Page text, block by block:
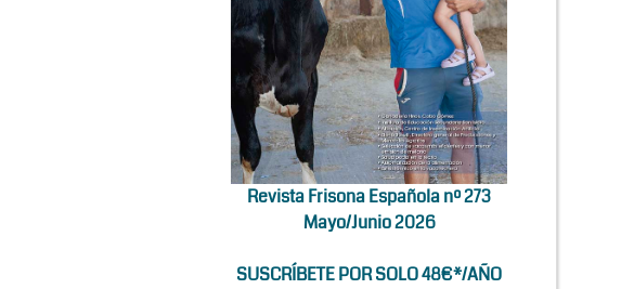
Revista Frisona Española nº 273
Mayo/Junio 2026
SUSCRÍBETE POR SOLO 48€*/AÑO